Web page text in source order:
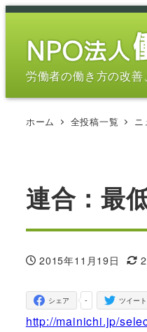
メ
労働者の働き方の改
ホーム 全投稿一覧 ニ
連合：最
投稿日
2015年11月19日
更
-
シェア ツイート
http://mainichi.jp/